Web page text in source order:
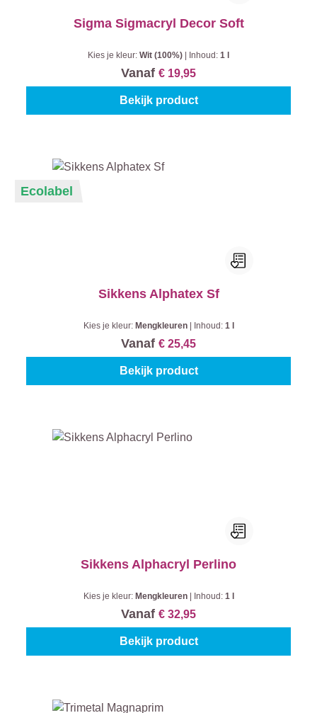
Sigma Sigmacryl Decor Soft
Kies je kleur: Wit (100%) Inhoud: 1 l
Vanaf € 19,95
Bekijk product
Ecolabel
Sikkens Alphatex Sf
Kies je kleur: Mengkleuren Inhoud: 1 l
Vanaf € 25,45
Bekijk product
Sikkens Alphacryl Perlino
Kies je kleur: Mengkleuren Inhoud: 1 l
Vanaf € 32,95
Bekijk product